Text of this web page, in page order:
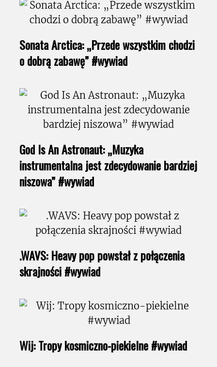
Sonata Arctica: „Przede wszystkim chodzi
o dobrą zabawę” #wywiad
God Is An Astronaut: „Muzyka
instrumentalna jest zdecydowanie bardziej
niszowa” #wywiad
.WAVS: Heavy pop powstał z połączenia
skrajności #wywiad
Wij: Tropy kosmiczno-piekielne #wywiad